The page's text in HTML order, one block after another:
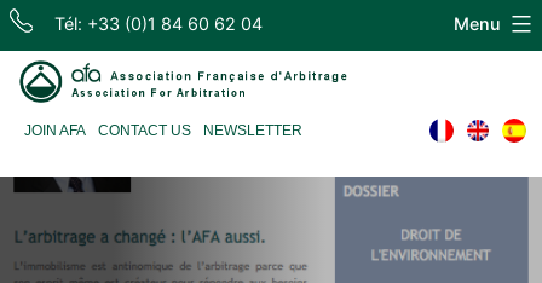
Skip
content
Tél: +33 (0)1 84 60 62 04
d'Arbitrage
JOIN AFA CONTACT US NEWSLETTER
Menu